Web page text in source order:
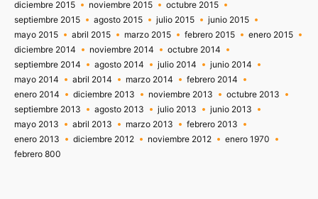
diciembre 2015
noviembre 2015
octubre 2015
septiembre 2015
agosto 2015 julio 2015
junio 2015
mayo 2015
abril 2015 marzo 2015 febrero 2015
enero 2015
diciembre 2014
noviembre 2014
octubre 2014
septiembre 2014
agosto 2014 julio 2014
junio 2014
mayo 2014
abril 2014 marzo 2014
febrero 2014
enero 2014
diciembre 2013 noviembre 2013
octubre 2013
septiembre 2013
agosto 2013 julio 2013
junio 2013
mayo 2013
abril 2013 marzo 2013
febrero 2013
enero 2013
diciembre 2012 noviembre 2012
enero 1970
febrero 800